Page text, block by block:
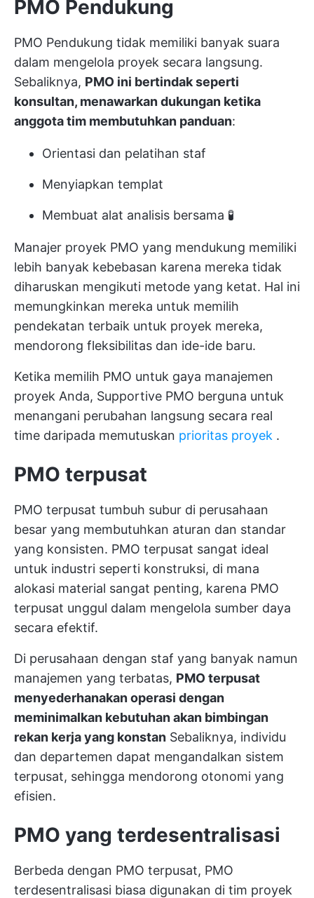
PMO Pendukung
PMO Pendukung tidak memiliki banyak suara
dalam mengelola proyek secara langsung.
Sebaliknya, PMO ini bertindak seperti
konsultan, menawarkan dukungan ketika
anggota tim membutuhkan panduan:
Orientasi dan pelatihan staf
Menyiapkan templat
Membuat alat analisis bersama 🧪
Manajer proyek PMO yang mendukung memiliki
lebih banyak kebebasan karena mereka tidak
diharuskan mengikuti metode yang ketat. Hal ini
memungkinkan mereka untuk memilih
pendekatan terbaik untuk proyek mereka,
mendorong fleksibilitas dan ide-ide baru.
Ketika memilih PMO untuk gaya manajemen
proyek Anda, Supportive PMO berguna untuk
menangani perubahan langsung secara real
time daripada memutuskan prioritas proyek .
PMO terpusat
PMO terpusat tumbuh subur di perusahaan
besar yang membutuhkan aturan dan standar
yang konsisten. PMO terpusat sangat ideal
untuk industri seperti konstruksi, di mana
alokasi material sangat penting, karena PMO
terpusat unggul dalam mengelola sumber daya
secara efektif.
Di perusahaan dengan staf yang banyak namun
manajemen yang terbatas, PMO terpusat
menyederhanakan operasi dengan
meminimalkan kebutuhan akan bimbingan
rekan kerja yang konstan Sebaliknya, individu
dan departemen dapat mengandalkan sistem
terpusat, sehingga mendorong otonomi yang
efisien.
PMO yang terdesentralisasi
Berbeda dengan PMO terpusat, PMO
terdesentralisasi biasa digunakan di tim proyek